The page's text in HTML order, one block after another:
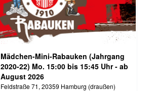
Mädchen-Mini-Rabauken (Jahrgang
2020-22) Mo. 15:00 bis 15:45 Uhr - ab
August 2026
Feldstraße 71, 20359 Hamburg (draußen)